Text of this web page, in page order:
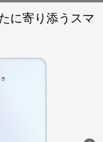
に寄り添うスマ